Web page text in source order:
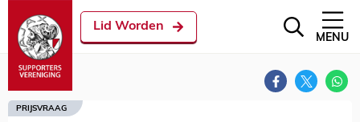
Lid Worden
MENU
PRIJSVRAAG